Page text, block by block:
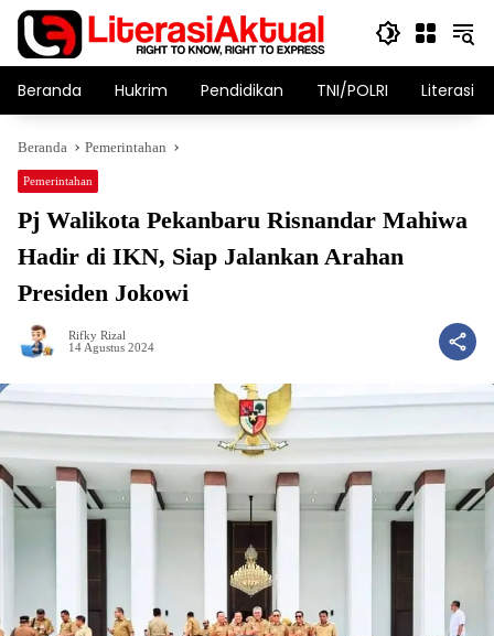
Langsung
konten
Beranda Hukrim Pendidikan TNI/POLRI Literasi
Beranda Pemerintahan
Pemerintahan
Pj Walikota Pekanbaru Risnandar Mahiwa
Hadir di IKN, Siap Jalankan Arahan
Presiden Jokowi
Rifky Rizal
14 Agustus 2024